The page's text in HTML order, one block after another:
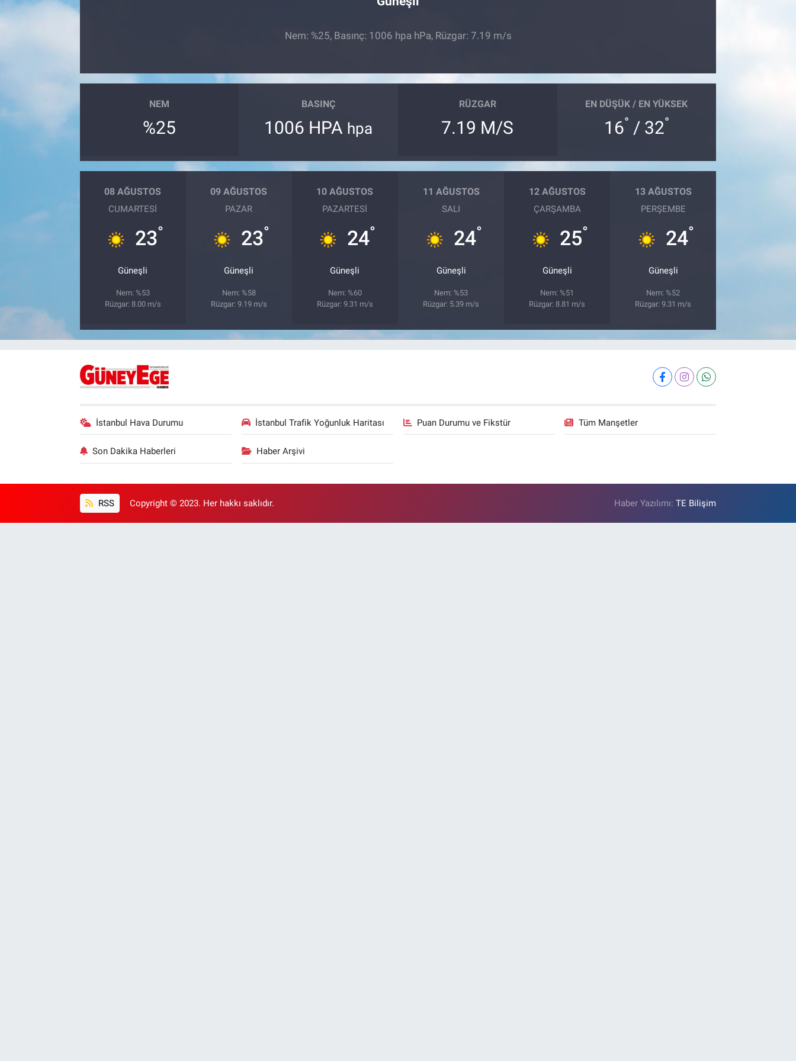
Nem: %25, Basınç: 1006 hpa hPa, Rüzgar: 7.19 m/s
NEM
%25
BASINÇ
1006 HPA hpa
RÜZGAR
7.19 M/S
EN DÜŞÜK / EN YÜKSEK
16° / 32°
08 AĞUSTOS
CUMARTESI
23°
Güneşli
Nem: %53
Rüzgar: 8.00 m/s
09 AĞUSTOS
PAZAR
23°
Güneşli
Nem: %58
Rüzgar: 9.19 m/s
10 AĞUSTOS
PAZARTESI
24°
Güneşli
Nem: %60
Rüzgar: 9.31 m/s
11 AĞUSTOS
SALI
24°
Güneşli
Nem: %53
Rüzgar: 5.39 m/s
12 AĞUSTOS
ÇARŞAMBA
25°
Güneşli
Nem: %51
Rüzgar: 8.81 m/s
13 AĞUSTOS
PERŞEMBE
24°
Güneşli
Nem: %52
Rüzgar: 9.31 m/s
İstanbul Hava Durumu İstanbul Trafik Yoğunluk Haritası Puan Durumu ve Fikstür Tüm Manşetler
Son Dakika Haberleri Haber Arşivi
RSS Copyright © 2023. Her hakkı saklıdır. Haber Yazılımı:TE Bilişim